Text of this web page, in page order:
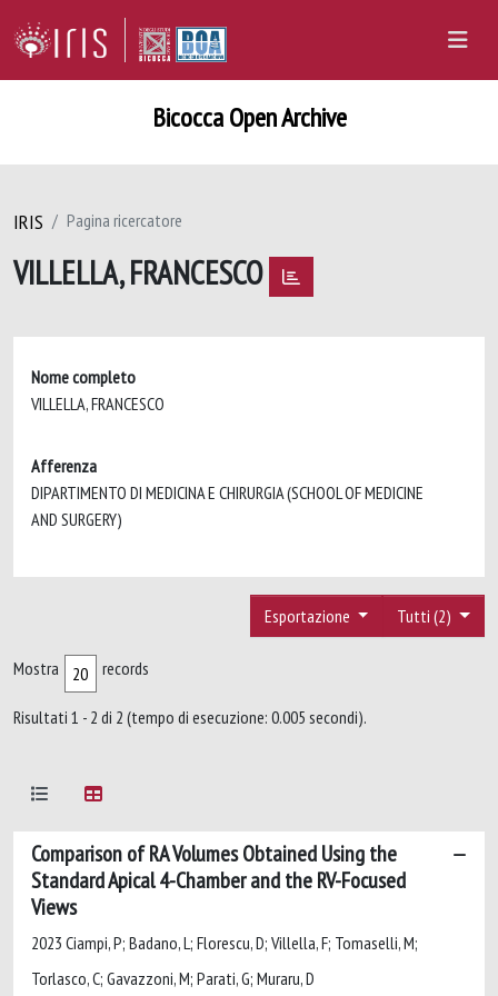
Bicocca Open Archive
IRIS Pagina ricercatore
VILLELLA, FRANCESCO
Nome completo
VILLELLA, FRANCESCO
Afferenza
DIPARTIMENTO DI MEDICINA E CHIRURGIA (SCHOOL OF MEDICINE
AND SURGERY)
Tutti (2)
Esportazione
Mostra records
Risultati 1 - 2 di 2 (tempo di esecuzione: 0.005 secondi).
Comparison of RA Volumes Obtained Using the
Standard Apical 4-Chamber and the RV-Focused
Views
2023 Ciampi, P; Badano, L; Florescu, D; Villella, F; Tomaselli, M;
Torlasco, C; Gavazzoni, M; Parati, G; Muraru, D